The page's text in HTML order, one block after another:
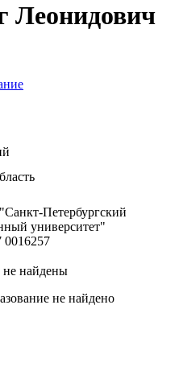
Леонидович
Петербургский
университет"
найдены
не найдено